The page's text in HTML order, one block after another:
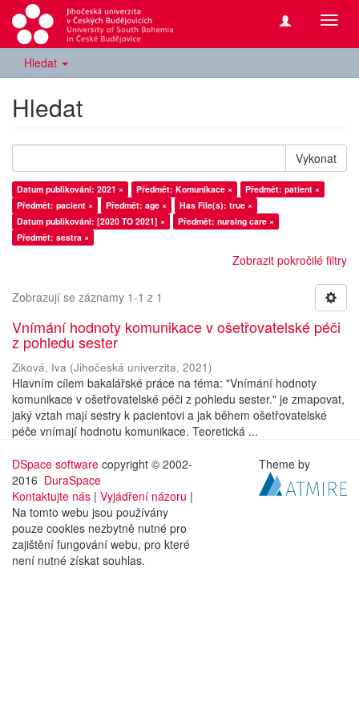
Hledat
Hledat
Vykonat
Datum publikování: 2021 × Předmět: Komunikace ×
Předmět: patient ×
Předmět: pacient ×
Předmět: age ×
Has File(s): true ×
Datum publikování: [2020 TO 2021] ×
Předmět: nursing care ×
Předmět: sestra ×
Zobrazit pokročilé filtry
Zobrazují se záznamy 1-1 z 1
Vnímání hodnoty komunikace v ošetřovatelské péči
z pohledu sester
Ziková, Iva (Jihočeská univerzita, 2021)
Hlavním cílem bakalářské práce na téma: "Vnímání hodnoty
komunikace v ošetřovatelské péči z pohledu sester." je zmapovat,
jaký vztah mají sestry k pacientovi a jak během ošetřovatelské
péče vnímají hodnotu komunikace. Teoretická ...
DSpace software copyright © 2002-
2016 DuraSpace
Kontaktujte nás | Vyjádření názoru |
Na tomto webu jsou používány
pouze cookies nezbytně nutné pro
zajištění fungování webu, pro které
není nutné získat souhlas.
Theme by